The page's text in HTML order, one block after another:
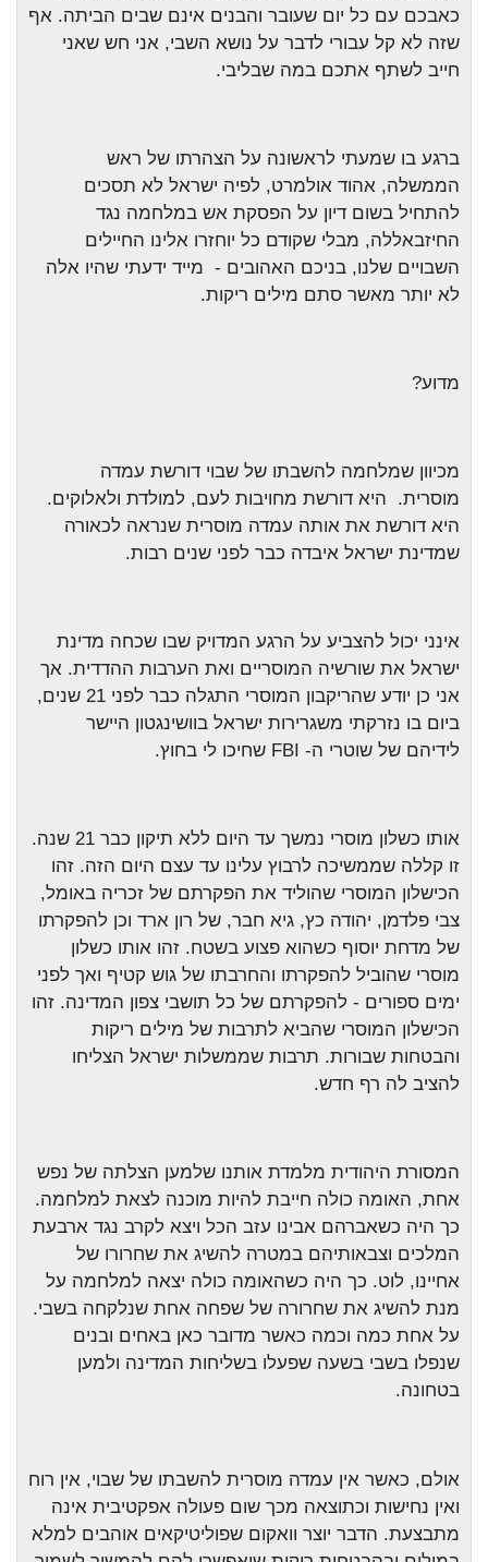
כאבכם עם כל יום שעובר והבנים אינם שבים הביתה. אף
שזה לא קל עבורי לדבר על נושא השבי, אני חש שאני
חייב לשתף אתכם במה שבליבי.
ברגע בו שמעתי לראשונה על הצהרתו של ראש
הממשלה, אהוד אולמרט, לפיה ישראל לא תסכים
להתחיל בשום דיון על הפסקת אש במלחמה נגד
החיזבאללה, מבלי שקודם כל יוחזרו אלינו החיילים
השבויים שלנו, בניכם האהובים - מייד ידעתי שהיו אלה
לא יותר מאשר סתם מילים ריקות.
מדוע?
מכיוון שמלחמה להשבתו של שבוי דורשת עמדה
מוסרית. היא דורשת מחויבות לעם, למולדת ולאלוקים.
היא דורשת את אותה עמדה מוסרית שנראה לכאורה
שמדינת ישראל איבדה כבר לפני שנים רבות.
אינני יכול להצביע על הרגע המדויק שבו שכחה מדינת
ישראל את שורשיה המוסריים ואת הערבות ההדדית. אך
אני כן יודע שהריקבון המוסרי התגלה כבר לפני 21 שנים,
ביום בו נזרקתי משגרירות ישראל בוושינגטון היישר
לידיהם של שוטרי ה- FBI שחיכו לי בחוץ.
אותו כשלון מוסרי נמשך עד היום ללא תיקון כבר 21 שנה.
זו קללה שממשיכה לרבוץ עלינו עד עצם היום הזה. זהו
הכישלון המוסרי שהוליד את הפקרתם של זכריה באומל,
צבי פלדמן, יהודה כץ, גיא חבר, של רון ארד וכן להפקרתו
של מדחת יוסוף כשהוא פצוע בשטח. זהו אותו כשלון
מוסרי שהוביל להפקרתו והחרבתו של גוש קטיף ואך לפני
ימים ספורים - להפקרתם של כל תושבי צפון המדינה. זהו
הכישלון המוסרי שהביא לתרבות של מילים ריקות
והבטחות שבורות. תרבות שממשלות ישראל הצליחו
להציב לה רף חדש.
המסורת היהודית מלמדת אותנו שלמען הצלתה של נפש
אחת, האומה כולה חייבת להיות מוכנה לצאת למלחמה.
כך היה כשאברהם אבינו עזב הכל ויצא לקרב נגד ארבעת
המלכים וצבאותיהם במטרה להשיג את שחרורו של
אחיינו, לוט. כך היה כשהאומה כולה יצאה למלחמה על
מנת להשיג את שחרורה של שפחה אחת שנלקחה בשבי.
על אחת כמה וכמה כאשר מדובר כאן באחים ובנים
שנפלו בשבי בשעה שפעלו בשליחות המדינה ולמען
בטחונה.
אולם, כאשר אין עמדה מוסרית להשבתו של שבוי, אין רוח
ואין נחישות וכתוצאה מכך שום פעולה אפקטיבית אינה
מתבצעת. הדבר יוצר וואקום שפוליטיקאים אוהבים למלא